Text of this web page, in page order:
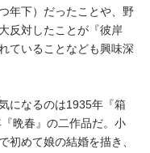
年下）だったことや、野
反対したことが『彼岸
ていることなども興味深
になるのは1935年『箱
晩春』の二作品だ。小
初めて娘の結婚を描き、